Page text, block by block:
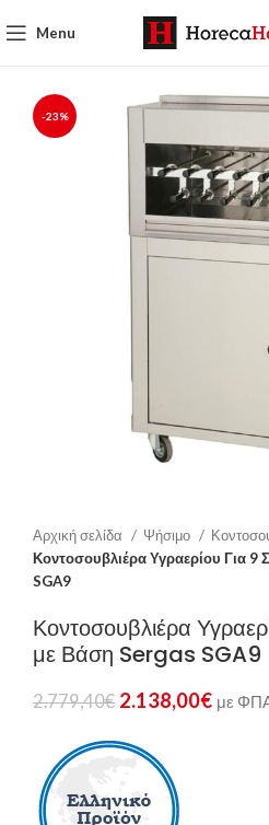
Menu
-23%
Αρχική σελίδα Ψήσιμο
Κοντοσουβλιέρα Υγραερίου Για 9
SGA9
Κοντοσουβλιέρα
με Βάση Sergas SGA9
2.779,40€ 2.138,00€ με